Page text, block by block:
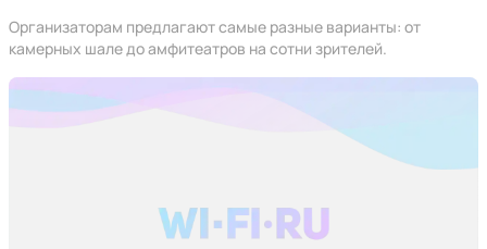
Организаторам предлагают самые разные варианты: от
камерных шале до амфитеатров на сотни зрителей.